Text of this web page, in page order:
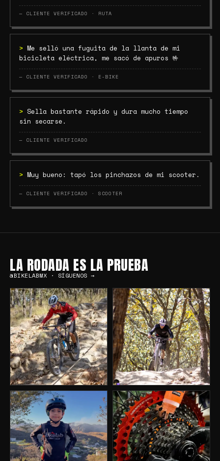
— CLIENTE VERIFICADO · RUTA
> Me selló una fuguita de la llanta de mi
bicicleta eléctrica, me sacó de apuros 🤟
— CLIENTE VERIFICADO · E-BIKE
> Sella bastante rápido y dura mucho tiempo
sin secarse.
— CLIENTE VERIFICADO
> Muy bueno: tapó los pinchazos de mi scooter.
— CLIENTE VERIFICADO · SCOOTER
LA RODADA ES LA PRUEBA
@BIKELABMX · SÍGUENOS →